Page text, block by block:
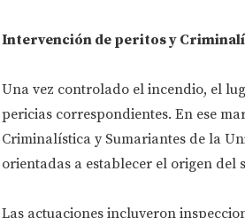
Intervención de peritos y
Una vez controlado el incendio, el
pericias correspondientes. En ese
Criminalística y Sumariantes de la
orientadas a establecer el origen del
Las actuaciones incluyeron